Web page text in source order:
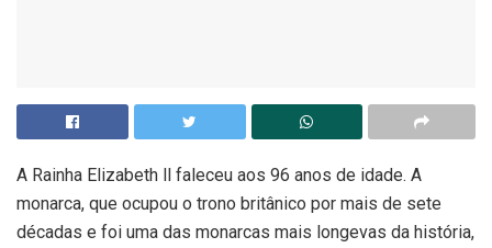
A Rainha Elizabeth ll faleceu aos 96 anos de idade. A
monarca, que ocupou o trono britânico por mais de sete
décadas e foi uma das monarcas mais longevas da história,